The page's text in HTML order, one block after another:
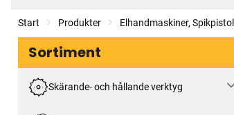
Start Produkter Elhandmaskiner,
Sortiment
Skärande- och hållande verktyg